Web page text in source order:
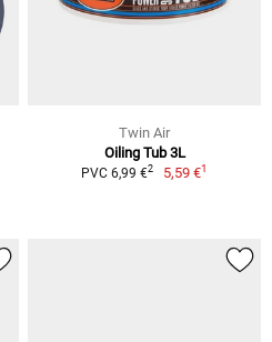
Twin Air
Oiling Tub 3L
PVC 6,99 €2 5,59 €1